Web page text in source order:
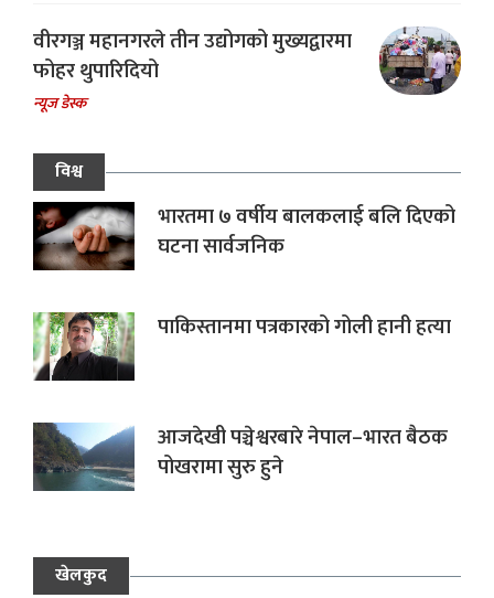
वीरगञ्ज महानगरले तीन उद्योगको मुख्यद्वारमा
फोहर थुपारिदियो
न्यूज डेस्क
विश्व
भारतमा ७ वर्षीय बालकलाई बलि दिएको
घटना सार्वजनिक
पाकिस्तानमा पत्रकारको गोली हानी हत्या
आजदेखी पञ्चेश्वरबारे नेपाल–भारत बैठक
पोखरामा सुरु हुने
खेलकुद